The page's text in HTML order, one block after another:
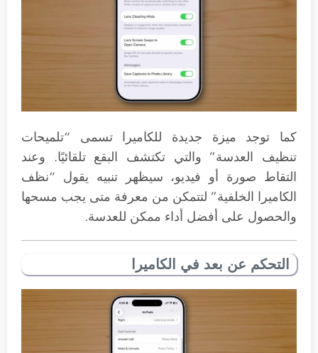
كما توجد ميزة جديدة للكاميرا تسمى “تلميحات
تنظيف العدسة” والتي تكتشف البقع تلقائيًا. وعند
التقاط صورة أو فيديو، سيظهر تنبيه يقول “نظف
الكاميرا الخلفية” لتتمكن من معرفة متى يجب مسحها
والحصول على أفضل أداء ممكن للعدسة.
التحكم عن بعد في الكاميرا